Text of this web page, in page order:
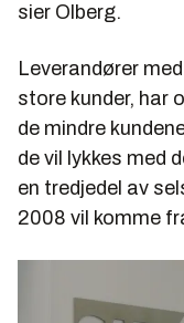
sier Olberg.
Leverandører
store kunder, har
de mindre
de vil lykkes med
en tredjedel av
2008 vil komme